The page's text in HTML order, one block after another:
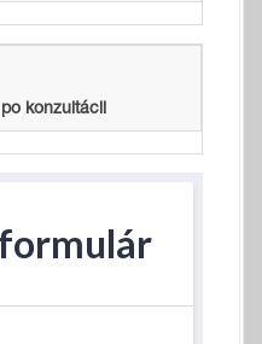
po konzultácii